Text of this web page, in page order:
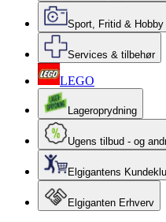
Sport, Fritid & Hobby
Services & tilbehør
LEGO
Lageroprydning
Ugens tilbud - og
Elgigantens
Elgiganten Erhverv